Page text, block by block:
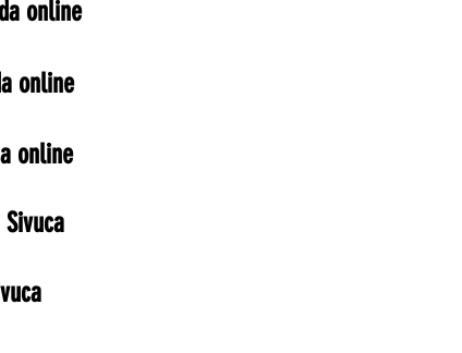
online
online
online
Sivuca